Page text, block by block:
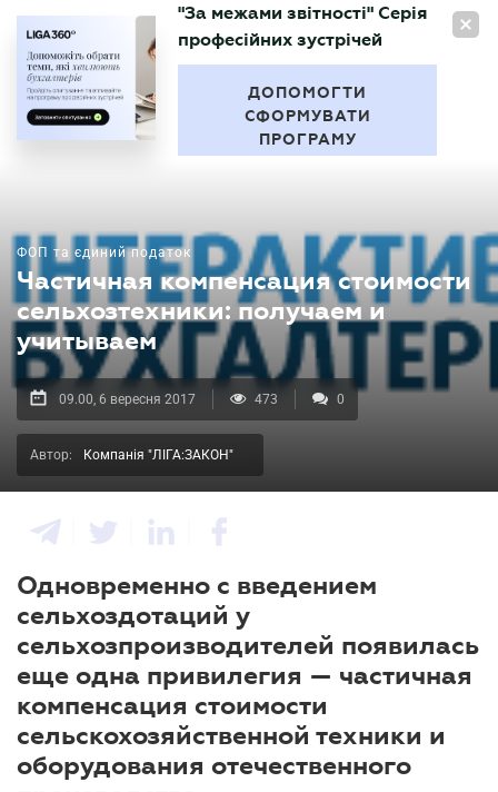
UA
БУХГАЛТЕР
"За межами звітності" Серія
професійних зустрічей
ДОПОМОГТИ
СФОРМУВАТИ
ПРОГРАМУ
ФОП та єдиний податок
Частичная компенсация стоимости
сельхозтехники: получаем и
учитываем
09.00, 6 вересня 2017 473 0
Автор: Компанія "ЛІГА:ЗАКОН"
Одновременно с введением
сельхоздотаций у
сельхозпроизводителей появилась
еще одна привилегия — частичная
компенсация стоимости
сельскохозяйственной техники и
оборудования отечественного